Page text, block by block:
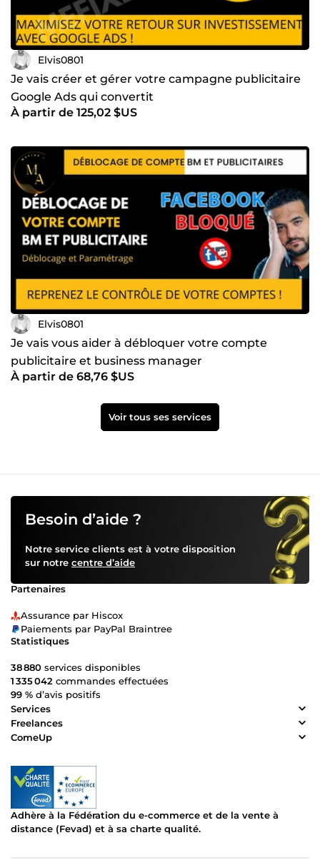
Elvis0801
Je vais créer et gérer votre campagne publicitaire
Google Ads qui convertit
À partir de 125,02 $US
Elvis0801
Je vais vous aider à débloquer votre compte
publicitaire et business manager
À partir de 68,76 $US
Voir tous ses services
Besoin d’aide ?
Notre service clients est à votre disposition
sur notre centre d’aide
Partenaires
Assurance par Hiscox
Paiements par PayPal Braintree
Statistiques
38 880 services disponibles
1 335 042 commandes effectuées
99 % d’avis positifs
Services
Freelances
ComeUp
Adhère à la Fédération du e-commerce et de la vente à
distance (Fevad) et à sa charte qualité.